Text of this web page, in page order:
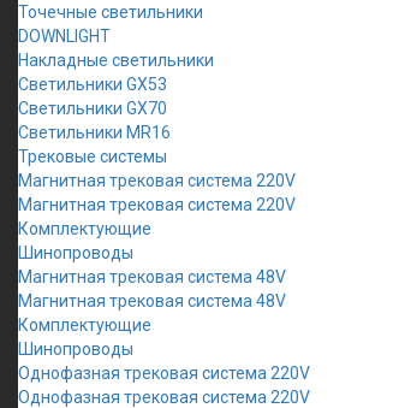
Точечные светильники
DOWNLIGHT
Накладные светильники
Светильники GX53
Светильники GX70
Светильники MR16
Трековые системы
Магнитная трековая система 220V
Магнитная трековая система 220V
Комплектующие
Шинопроводы
Магнитная трековая система 48V
Магнитная трековая система 48V
Комплектующие
Шинопроводы
Однофазная трековая система 220V
Однофазная трековая система 220V